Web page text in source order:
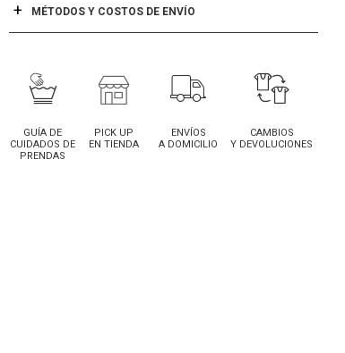
MÉTODOS Y COSTOS DE ENVÍO
GUÍA DE
CUIDADOS DE
PRENDAS
PICK UP
EN TIENDA
ENVÍOS
A DOMICILIO
CAMBIOS
Y DEVOLUCIONES